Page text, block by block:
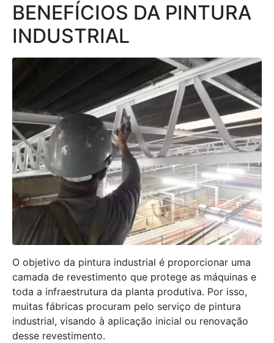
BENEFÍCIOS DA PINTURA
INDUSTRIAL
O objetivo da pintura industrial é proporcionar uma
camada de revestimento que protege as máquinas e
toda a infraestrutura da planta produtiva. Por isso,
muitas fábricas procuram pelo serviço de pintura
industrial, visando à aplicação inicial ou renovação
desse revestimento.